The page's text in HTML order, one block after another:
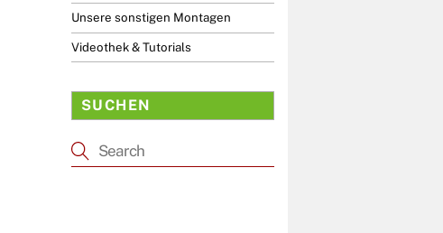
Unsere sonstigen Montagen
Videothek & Tutorials
SUCHEN